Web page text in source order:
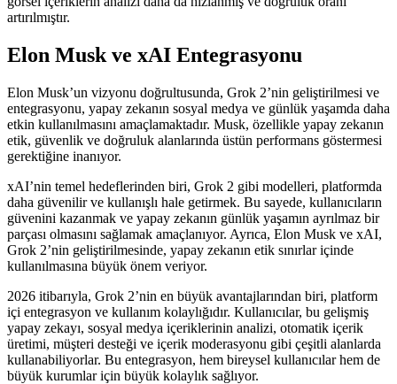
artırılmıştır.
Elon Musk ve xAI Entegrasyonu
Elon Musk’un vizyonu doğrultusunda, Grok 2’nin geliştirilmesi ve
entegrasyonu, yapay zekanın sosyal medya ve günlük yaşamda daha
etkin kullanılmasını amaçlamaktadır. Musk, özellikle yapay zekanın
etik, güvenlik ve doğruluk alanlarında üstün performans göstermesi
gerektiğine inanıyor.
xAI’nin temel hedeflerinden biri, Grok 2 gibi modelleri, platformda
daha güvenilir ve kullanışlı hale getirmek. Bu sayede, kullanıcıların
güvenini kazanmak ve yapay zekanın günlük yaşamın ayrılmaz bir
parçası olmasını sağlamak amaçlanıyor. Ayrıca, Elon Musk ve xAI,
Grok 2’nin geliştirilmesinde, yapay zekanın etik sınırlar içinde
kullanılmasına büyük önem veriyor.
2026 itibarıyla, Grok 2’nin en büyük avantajlarından biri, platform
içi entegrasyon ve kullanım kolaylığıdır. Kullanıcılar, bu gelişmiş
yapay zekayı, sosyal medya içeriklerinin analizi, otomatik içerik
üretimi, müşteri desteği ve içerik moderasyonu gibi çeşitli alanlarda
kullanabiliyorlar. Bu entegrasyon, hem bireysel kullanıcılar hem de
büyük kurumlar için büyük kolaylık sağlıyor.